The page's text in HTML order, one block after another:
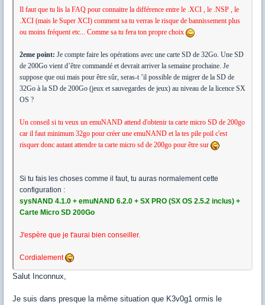
Il faut que tu lis la FAQ pour connaitre la différence entre le .XCI , le .NSP , le
.XCI (mais le Super XCI) comment sa tu verras le risque de bannissement plus
ou moins fréquent etc... Comme sa tu fera ton propre choix
2eme point: Je compte faire les opérations avec une carte SD de 32Go. Une SD
de 200Go vient d’être commandé et devrait arriver la semaine prochaine. Je
suppose que oui mais pour être sûr, seras-t ’il possible de migrer de la SD de
32Go à la SD de 200Go (jeux et sauvegardes de jeux) au niveau de la licence SX
OS ?
Un conseil si tu veux un emuNAND attend d'obtenir ta carte micro SD de 200go
car il faut minimum 32go pour créer une emuNAND et la tes pile poil c'est
risquer donc autant attendre ta carte micro sd de 200go pour être sur
Si tu fais les choses comme il faut, tu auras normalement cette
configuration :
sysNAND 4.1.0 + emuNAND 6.2.0 + SX PRO (SX OS 2.5.2 inclus) +
Carte Micro SD 200Go
J'espère que je t'aurai bien conseiller.
Cordialement
Salut Inconnux,
Je suis dans presque la même situation que K3v0g1 ormis le